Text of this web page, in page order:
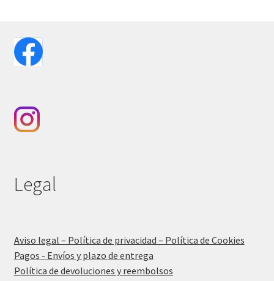
Legal
Aviso legal – Política de privacidad – Política de Cookies
Pagos - Envíos y plazo de entrega
Política de devoluciones y reembolsos